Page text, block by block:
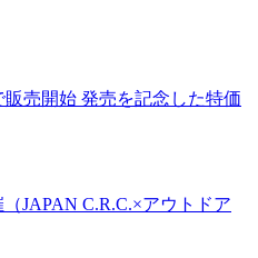
売開始 発売を記念した特価
JAPAN C.R.C.×アウトドア